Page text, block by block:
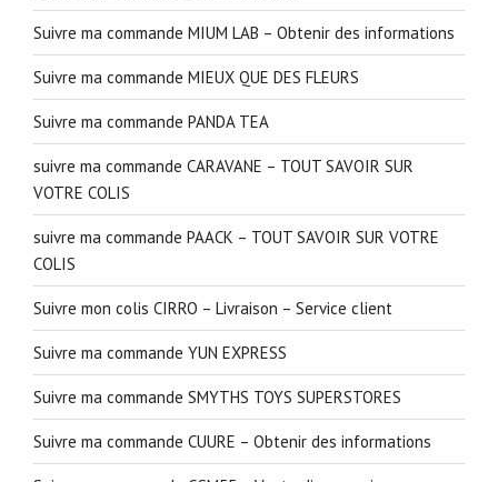
Suivre ma commande MIUM LAB – Obtenir des informations
Suivre ma commande MIEUX QUE DES FLEURS
Suivre ma commande PANDA TEA
suivre ma commande CARAVANE – TOUT SAVOIR SUR
VOTRE COLIS
suivre ma commande PAACK – TOUT SAVOIR SUR VOTRE
COLIS
Suivre mon colis CIRRO – Livraison – Service client
Suivre ma commande YUN EXPRESS
Suivre ma commande SMYTHS TOYS SUPERSTORES
Suivre ma commande CUURE – Obtenir des informations